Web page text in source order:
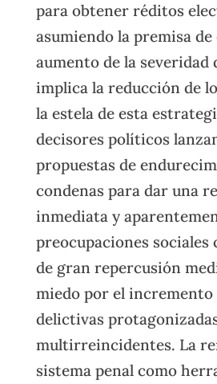
para obtener réditos
asumiendo la premisa de
aumento de la severidad
implica la reducción de
la estela de esta
decisores políticos
propuestas de
condenas para dar una
inmediata y
preocupaciones sociales
de gran repercusión
miedo por el incremento
delictivas
multirreincidentes. La
sistema penal como